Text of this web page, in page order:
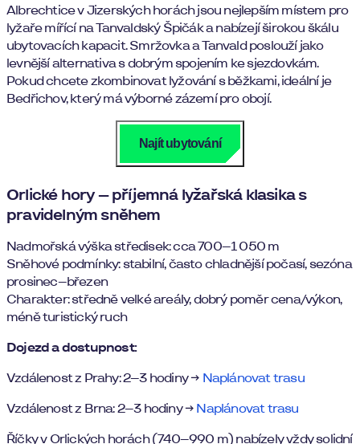
Albrechtice v Jizerských horách jsou nejlepším místem pro
lyžaře mířící na Tanvaldský Špičák a nabízejí širokou škálu
ubytovacích kapacit. Smržovka a Tanvald poslouží jako
levnější alternativa s dobrým spojením ke sjezdovkám.
Pokud chcete zkombinovat lyžování s běžkami, ideální je
Bedřichov, který má výborné zázemí pro obojí.
Najít ubytování
Orlické hory – příjemná lyžařská klasika s
pravidelným sněhem
Nadmořská výška středisek: cca 700–1 050 m
Sněhové podmínky: stabilní, často chladnější počasí, sezóna
prosinec–březen
Charakter: středně velké areály, dobrý poměr cena/výkon,
méně turistický ruch
Dojezd a dostupnost:
Vzdálenost z Prahy: 2–3 hodiny → Naplánovat trasu
Vzdálenost z Brna: 2–3 hodiny →Naplánovat trasu
Říčky v Orlických horách (740–990 m) nabízely vždy solidní